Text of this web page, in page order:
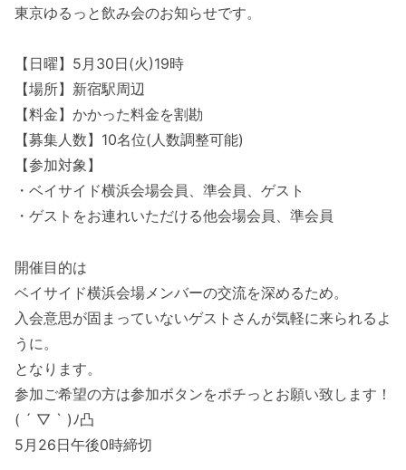
東京ゆるっと飲み会のお知らせです。
【日曜】5月30日(火)19時
【場所】新宿駅周辺
【料金】かかった料金を割勘
【募集人数】10名位(人数調整可能)
【参加対象】
・ベイサイド横浜会場会員、準会員、ゲスト
・ゲストをお連れいただける他会場会員、準会員
開催目的は
ベイサイド横浜会場メンバーの交流を深めるため。
入会意思が固まっていないゲストさんが気軽に来られるよ
うに。
となります。
参加ご希望の方は参加ボタンをポチっとお願い致します！
( ´ ▽ ` )ﾉ凸
5月26日午後0時締切